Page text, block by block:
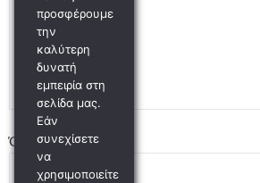
Όνομα*
προσφέρουμε
την
καλύτερη
δυνατή
εμπειρία στη
σελίδα μας.
Εάν
συνεχίσετε
να
χρησιμοποιείτε